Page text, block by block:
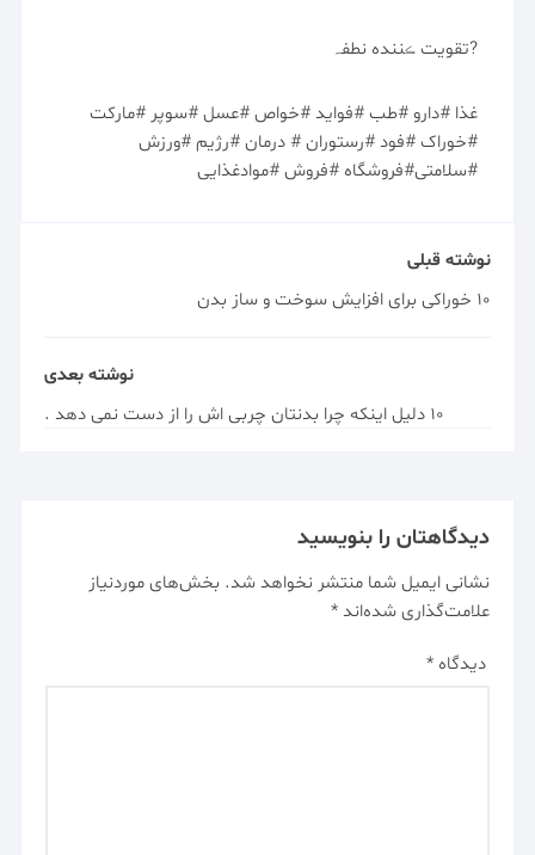
?تقویت ڪننده نطفہ
غذا #دارو #طب #فواید #خواص #عسل #سوپر #مارکت
#خوراک #فود #رستوران # درمان #رژیم #ورزش
#سلامتی#فروشگاه #فروش #موادغذایی
نوشته قبلی
10 خوراکی برای افزایش سوخت و ساز بدن
نوشته بعدی
10 دلیل اینکه چرا بدنتان چربی اش را از دست نمی دهد .
دیدگاهتان را بنویسید
نشانی ایمیل شما منتشر نخواهد شد. بخش‌های موردنیاز
علامت‌گذاری شده‌اند*
دیدگاه*